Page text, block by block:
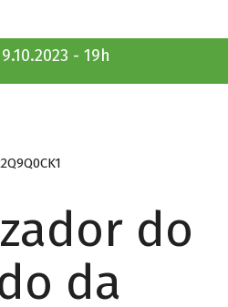
- 19h
do
da